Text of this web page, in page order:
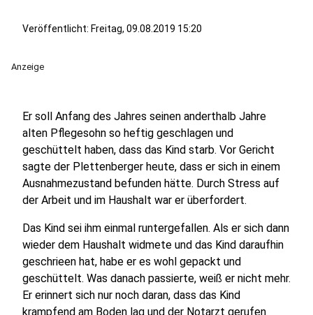
Veröffentlicht: Freitag, 09.08.2019 15:20
Anzeige
Er soll Anfang des Jahres seinen anderthalb Jahre
alten Pflegesohn so heftig geschlagen und
geschüttelt haben, dass das Kind starb. Vor Gericht
sagte der Plettenberger heute, dass er sich in einem
Ausnahmezustand befunden hätte. Durch Stress auf
der Arbeit und im Haushalt war er überfordert.
Das Kind sei ihm einmal runtergefallen. Als er sich dann
wieder dem Haushalt widmete und das Kind daraufhin
geschrieen hat, habe er es wohl gepackt und
geschüttelt. Was danach passierte, weiß er nicht mehr.
Er erinnert sich nur noch daran, dass das Kind
krampfend am Boden lag und der Notarzt gerufen